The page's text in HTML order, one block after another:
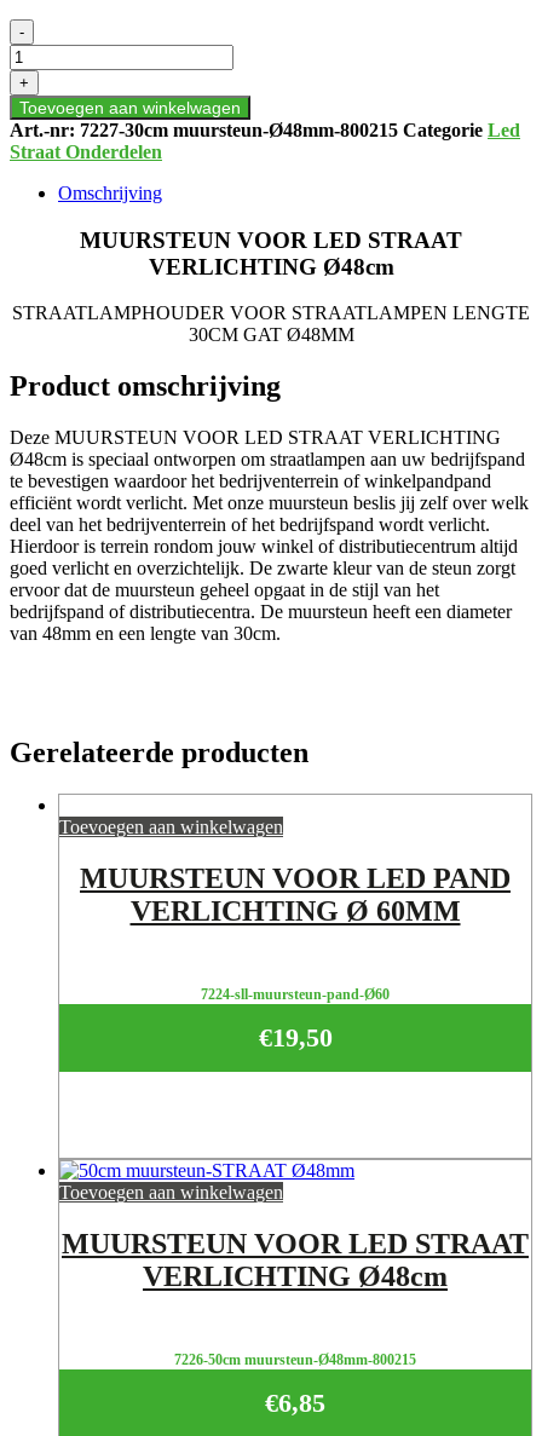
MUURSTEUN
VOOR
LED
STRAAT
VERLICHTING
Ø48cm
aantal
-
+
Toevoegen aan winkelwagen
Art.-nr: 7227-30cm muursteun-Ø48mm-800215 Categorie Led
Straat Onderdelen
Omschrijving
MUURSTEUN VOOR LED STRAAT
VERLICHTING Ø48cm
STRAATLAMPHOUDER VOOR STRAATLAMPEN LENGTE
30CM GAT Ø48MM
Product omschrijving
Deze MUURSTEUN VOOR LED STRAAT VERLICHTING
Ø48cm is speciaal ontworpen om straatlampen aan uw bedrijfspand
te bevestigen waardoor het bedrijventerrein of winkelpandpand
efficiënt wordt verlicht. Met onze muursteun beslis jij zelf over welk
deel van het bedrijventerrein of het bedrijfspand wordt verlicht.
Hierdoor is terrein rondom jouw winkel of distributiecentrum altijd
goed verlicht en overzichtelijk. De zwarte kleur van de steun zorgt
ervoor dat de muursteun geheel opgaat in de stijl van het
bedrijfspand of distributiecentra. De muursteun heeft een diameter
van 48mm en een lengte van 30cm.
Gerelateerde producten
Toevoegen aan winkelwagen
MUURSTEUN VOOR LED PAND
VERLICHTING Ø 60MM
7224-sll-muursteun-pand-Ø60
€19,50
Toevoegen aan winkelwagen
MUURSTEUN VOOR LED STRAAT
VERLICHTING Ø48cm
7226-50cm muursteun-Ø48mm-800215
€6,85